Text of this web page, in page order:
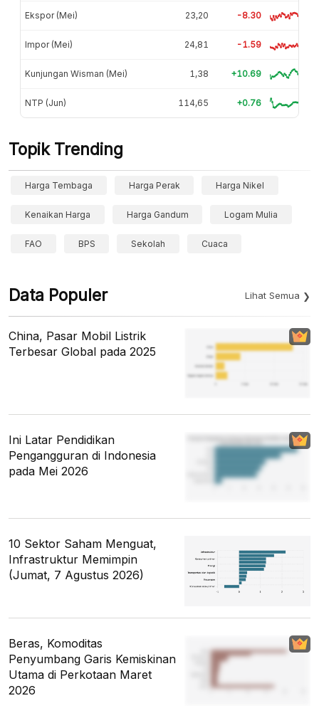
Ekspor (Mei) 23,20 -8.30
Impor (Mei) 24,81 -1.59
Kunjungan Wisman (Mei) 1,38 +10.69
NTP (Jun) 114,65 +0.76
Topik Trending
Harga Tembaga Harga Perak Harga Nikel
Kenaikan Harga Harga Gandum Logam Mulia
FAO BPS Sekolah Cuaca
Data Populer Lihat Semua
China, Pasar Mobil Listrik
Terbesar Global pada 2025
Ini Latar Pendidikan
Pengangguran di Indonesia
pada Mei 2026
10 Sektor Saham Menguat,
Infrastruktur Memimpin
(Jumat, 7 Agustus 2026)
Beras, Komoditas
Penyumbang Garis Kemiskinan
Utama di Perkotaan Maret
2026